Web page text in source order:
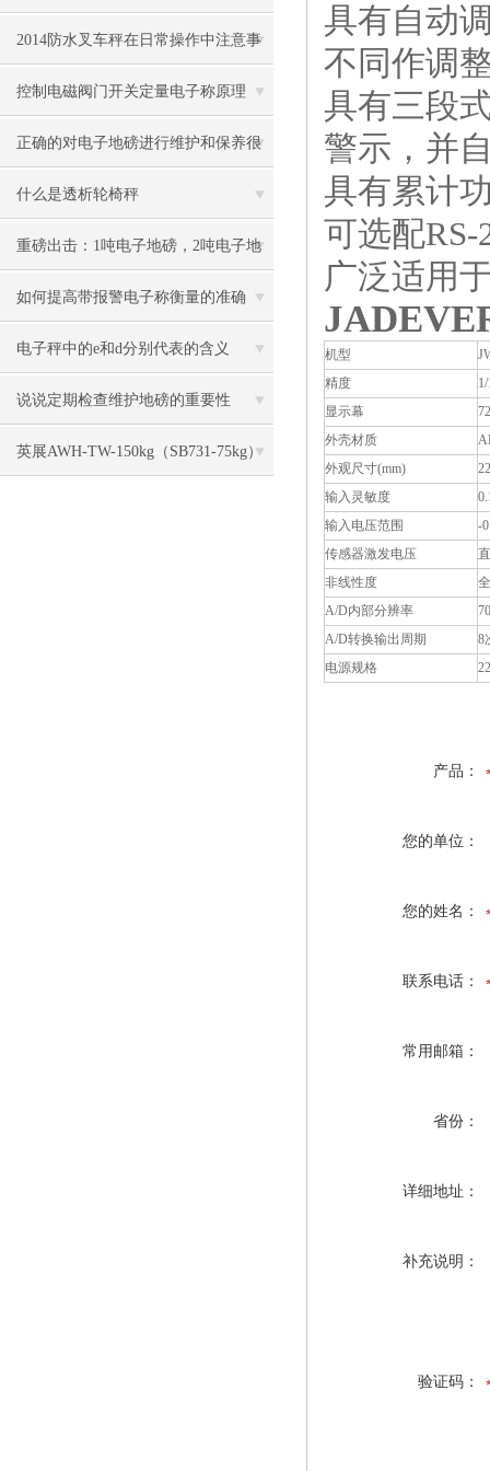
2014防水叉车秤在日常操作中注意事
项
控制电磁阀门开关定量电子称原理
正确的对电子地磅进行维护和保养很
有必要
什么是透析轮椅秤
重磅出击：1吨电子地磅，2吨电子地
磅秤，3吨地磅低价狂甩
如何提高带报警电子称衡量的准确
度？
电子秤中的e和d分别代表的含义
说说定期检查维护地磅的重要性
英展AWH-TW-150kg（SB731-75kg）
具有自动
不同作调
具有三段
警示，并
具有累计
可选配
广泛适用
机型
精度
显示幕
外壳材质
外观尺寸(mm)
输入灵敏度
输入电压范围
-
传感器激发电压
非线性度
A/D内部分辨率
A/D转换输出周期
8
电源规格
产品：
您的单位：
您的姓名：
联系电话：
常用邮箱：
省份：
详细地址：
补充说明：
验证码：